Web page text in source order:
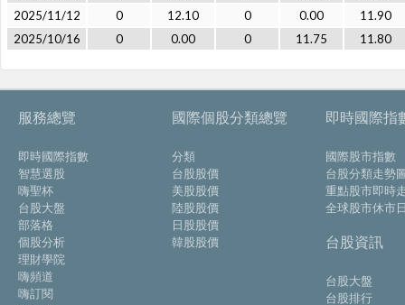
2025/11/12
0 12.10 0 0.00
11.90
2025/10/16
0 0.00 0 11.75 11.80
服務總覽
即時國際指數
智慧選股
嗨聖杯
台股大盤
部落格
個股分析
理財學院
嗨頻道
嗨訂閱
國際個股分類總覽
分類
台股股價
美股股價
陸股股價
日股股價
韓股股價
即時國際指
國際股市指數
台股分類走勢
重點股市即時
全球股市休市
台股資訊
台股大盤
台股排行